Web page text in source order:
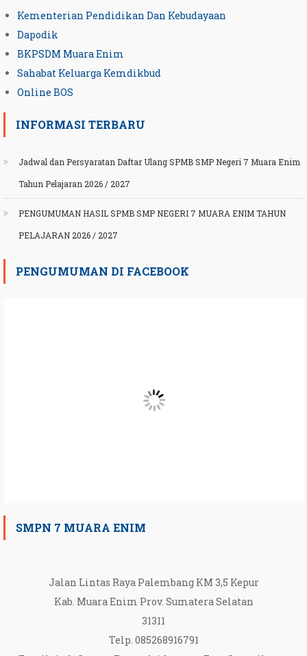
Kementerian Pendidikan Dan Kebudayaan
Dapodik
BKPSDM Muara Enim
Sahabat Keluarga Kemdikbud
Online BOS
INFORMASI TERBARU
Jadwal dan Persyaratan Daftar Ulang SPMB SMP Negeri 7 Muara Enim
Tahun Pelajaran 2026 / 2027
PENGUMUMAN HASIL SPMB SMP NEGERI 7 MUARA ENIM TAHUN
PELAJARAN 2026 / 2027
PENGUMUMAN DI FACEBOOK
SMPN 7 MUARA ENIM
Jalan Lintas Raya Palembang KM 3,5 Kepur
Kab. Muara Enim Prov. Sumatera Selatan
31311
Telp. 085268916791